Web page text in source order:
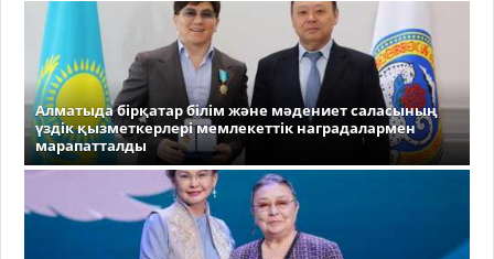
Алматыда бірқатар білім және мәдениет саласының
үздік қызметкерлері мемлекеттік наградалармен
марапатталды